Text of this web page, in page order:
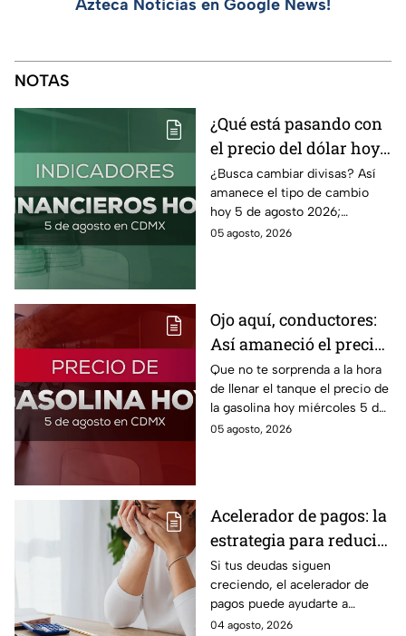
Azteca Noticias en Google News!
NOTAS
¿Qué está pasando con
el precio del dólar hoy
miércoles 5 de agosto
2026?
¿Busca cambiar divisas? Así
amanece el tipo de cambio
hoy 5 de agosto 2026;
consulta el precio del dólar
05 agosto, 2026
Ojo aquí, conductores:
Así amaneció el precio
de la gasolina HOY
Que no te sorprenda a la hora
de llenar el tanque el precio de
la gasolina hoy miércoles 5 de
agosto 2026; aquí te dejamos
05 agosto, 2026
Acelerador de pagos: la
estrategia para reducir
tus deudas más rápido
y recuperar el control
de tus finanzas
Si tus deudas siguen
creciendo, el acelerador de
pagos puede ayudarte a
ordenar tus finanzas, priorizar
04 agosto, 2026